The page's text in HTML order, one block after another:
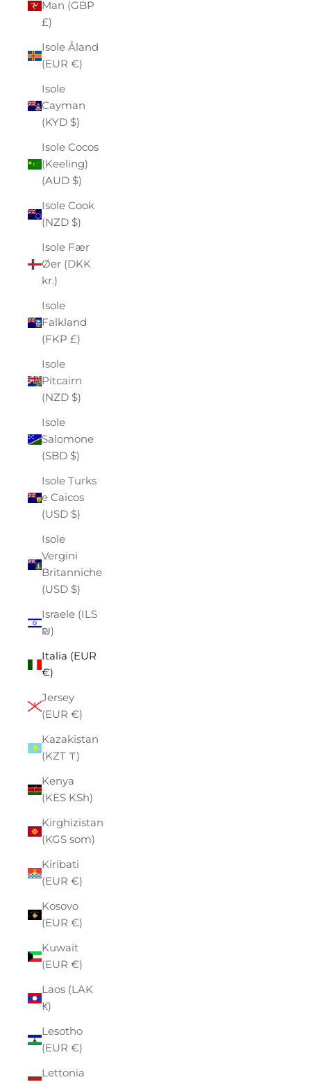
Man (GBP
£)
Isole Åland
(EUR €)
Isole
Cayman
(KYD $)
Isole Cocos
(Keeling)
(AUD $)
Isole Cook
(NZD $)
Isole Fær
Øer (DKK
kr.)
Isole
Falkland
(FKP £)
Isole
Pitcairn
(NZD $)
Isole
Salomone
(SBD $)
Isole Turks
e Caicos
(USD $)
Isole
Vergini
Britanniche
(USD $)
Israele (ILS
₪)
Italia (EUR
€)
Jersey
(EUR €)
Kazakistan
(KZT ₸)
Kenya
(KES KSh)
Kirghizistan
(KGS som)
Kiribati
(EUR €)
Kosovo
(EUR €)
Kuwait
(EUR €)
Laos (LAK
₭)
Lesotho
(EUR €)
Lettonia